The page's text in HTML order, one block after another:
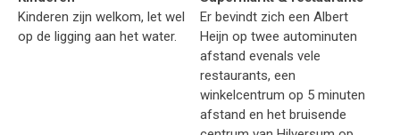
Kinderen zijn welkom, let wel
op de ligging aan het water.
Er bevindt zich een Albert
Heijn op twee autominuten
afstand evenals vele
restaurants, een
winkelcentrum op 5 minuten
afstand en het bruisende